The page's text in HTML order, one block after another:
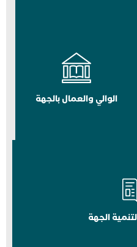
الوالي والعمال بالجهة
الجهة